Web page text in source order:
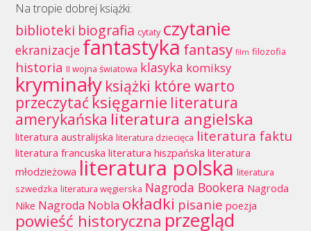
Na tropie dobrej książki:
biblioteki biografia cytaty czytanie
ekranizacje fantastykafantasy film filozofia
historia II wojna światowa klasyka komiksy
kryminały książki które warto
przeczytaćksięgarnie literatura
amerykańska literatura angielska
literatura australijska literatura dziecięca literatura faktu
literatura francuska literatura hiszpańska literatura
młodzieżowa literatura polska literatura
szwedzka literatura węgierska Nagroda Bookera Nagroda
Nike Nagroda Nobla okładki pisanie poezja
powieść historyczna przegląd